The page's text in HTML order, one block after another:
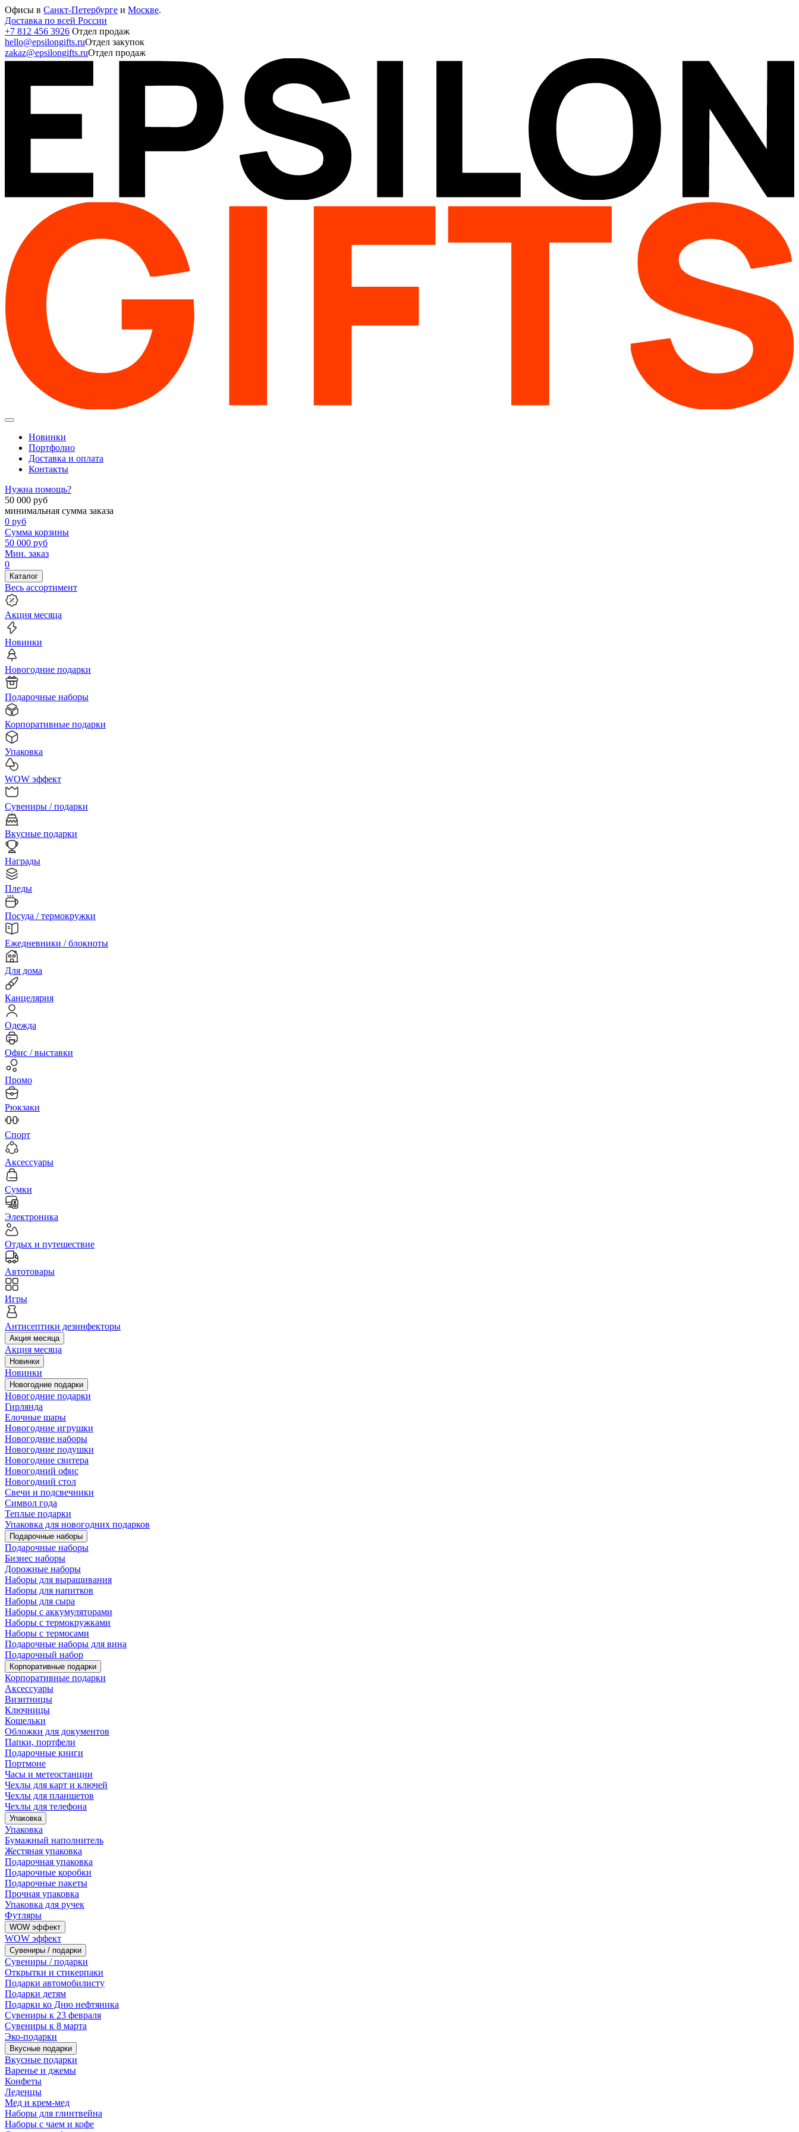
Офисы в Санкт-Петербурге и Москве.
Доставка по всей России
+7 812 456 3926 Отдел продаж
hello@epsilongifts.ruОтдел закупок
zakaz@epsilongifts.ruОтдел продаж
Новинки
Портфолио
Доставка и оплата
Контакты
Нужна помощь?
50 000 руб
минимальная сумма заказа
0 руб
Сумма корзины
50 000 руб
Мин. заказ
0
Каталог
Весь ассортимент
Акция месяца
Новинки
Новогодние подарки
Подарочные наборы
Корпоративные подарки
Упаковка
WOW эффект
Сувениры / подарки
Вкусные подарки
Награды
Пледы
Посуда / термокружки
Ежедневники / блокноты
Для дома
Канцелярия
Одежда
Офис / выставки
Промо
Рюкзаки
Спорт
Аксессуары
Сумки
Электроника
Отдых и путешествие
Автотовары
Игры
Антисептики дезинфекторы
Акция месяца
Акция месяца
Новинки
Новинки
Новогодние подарки
Новогодние подарки
Гирлянда
Елочные шары
Новогодние игрушки
Новогодние наборы
Новогодние подушки
Новогодние свитера
Новогодний офис
Новогодний стол
Свечи и подсвечники
Символ года
Теплые подарки
Упаковка для новогодних подарков
Подарочные наборы
Подарочные наборы
Бизнес наборы
Дорожные наборы
Наборы для выращивания
Наборы для напитков
Наборы для сыра
Наборы с аккумуляторами
Наборы с термокружками
Наборы с термосами
Подарочные наборы для вина
Подарочный набор
Корпоративные подарки
Корпоративные подарки
Аксессуары
Визитницы
Ключницы
Кошельки
Обложки для документов
Папки, портфели
Подарочные книги
Портмоне
Часы и метеостанции
Чехлы для карт и ключей
Чехлы для планшетов
Чехлы для телефона
Упаковка
Упаковка
Бумажный наполнитель
Жестяная упаковка
Подарочная упаковка
Подарочные коробки
Подарочные пакеты
Прочная упаковка
Упаковка для ручек
Футляры
WOW эффект
WOW эффект
Сувениры / подарки
Сувениры / подарки
Открытки и стикерпаки
Подарки автомобилисту
Подарки детям
Подарки ко Дню нефтяника
Сувениры к 23 февраля
Сувениры к 8 марта
Эко-подарки
Вкусные подарки
Вкусные подарки
Варенье и джемы
Конфеты
Леденцы
Мед и крем-мед
Наборы для глинтвейна
Наборы с чаем и кофе